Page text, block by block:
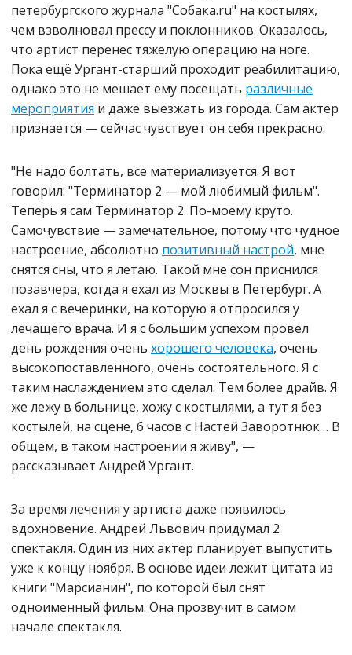
петербургского журнала "Собака.ru" на костылях,
чем взволновал прессу и поклонников. Оказалось,
что артист перенес тяжелую операцию на ноге.
Пока ещё Ургант-старший проходит реабилитацию,
однако это не мешает ему посещать различные
мероприятия и даже выезжать из города. Сам актер
признается — сейчас чувствует он себя прекрасно.
"Не надо болтать, все материализуется. Я вот
говорил: "Терминатор 2 — мой любимый фильм".
Теперь я сам Терминатор 2. По-моему круто.
Самочувствие — замечательное, потому что чудное
настроение, абсолютно позитивный настрой, мне
снятся сны, что я летаю. Такой мне сон приснился
позавчера, когда я ехал из Москвы в Петербург. А
ехал я с вечеринки, на которую я отпросился у
лечащего врача. И я с большим успехом провел
день рождения очень хорошего человека, очень
высокопоставленного, очень состоятельного. Я с
таким наслаждением это сделал. Тем более драйв. Я
же лежу в больнице, хожу с костылями, а тут я без
костылей, на сцене, 6 часов с Настей Заворотнюк… В
общем, в таком настроении я живу", —
рассказывает Андрей Ургант.
За время лечения у артиста даже появилось
вдохновение. Андрей Львович придумал 2
спектакля. Один из них актер планирует выпустить
уже к концу ноября. В основе идеи лежит цитата из
книги "Марсианин", по которой был снят
одноименный фильм. Она прозвучит в самом
начале спектакля.